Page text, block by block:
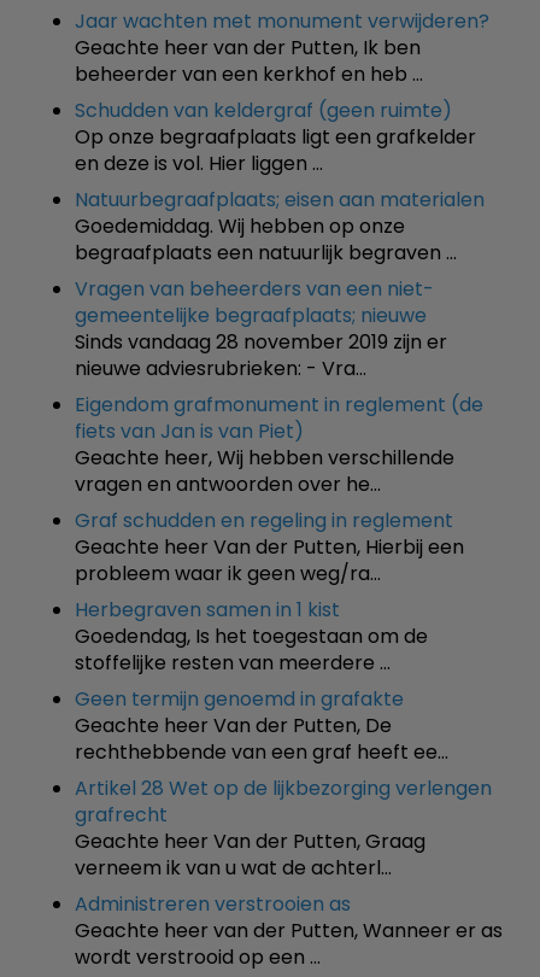
Jaar wachten met monument verwijderen?
Geachte heer van der Putten, Ik ben
beheerder van een kerkhof en heb …
Schudden van keldergraf (geen ruimte)
Op onze begraafplaats ligt een grafkelder
en deze is vol. Hier liggen …
Natuurbegraafplaats; eisen aan materialen
Goedemiddag. Wij hebben op onze
begraafplaats een natuurlijk begraven …
Vragen van beheerders van een niet-
gemeentelijke begraafplaats; nieuwe
Sinds vandaag 28 november 2019 zijn er
nieuwe adviesrubrieken: - Vra…
Eigendom grafmonument in reglement (de
fiets van Jan is van Piet)
Geachte heer, Wij hebben verschillende
vragen en antwoorden over he…
Graf schudden en regeling in reglement
Geachte heer Van der Putten, Hierbij een
probleem waar ik geen weg/ra…
Herbegraven samen in 1 kist
Goedendag, Is het toegestaan om de
stoffelijke resten van meerdere …
Geen termijn genoemd in grafakte
Geachte heer Van der Putten, De
rechthebbende van een graf heeft ee…
Artikel 28 Wet op de lijkbezorging verlengen
grafrecht
Geachte heer Van der Putten, Graag
verneem ik van u wat de achterl…
Administreren verstrooien as
Geachte heer van der Putten, Wanneer er as
wordt verstrooid op een …